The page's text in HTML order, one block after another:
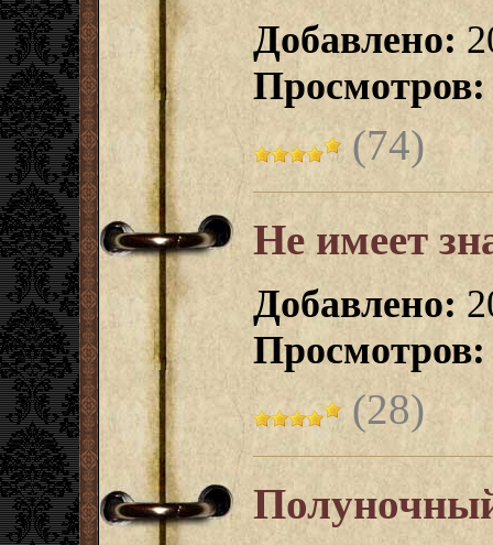
Добавлено:
Просмотров:
(74)
Не имеет
Добавлено:
Просмотров:
(28)